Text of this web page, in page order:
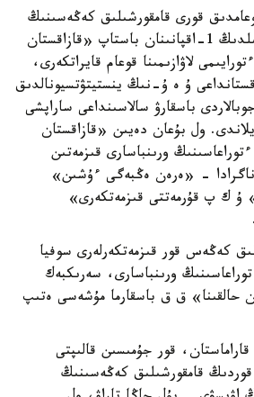
قورى قامقورشىلىق كەڭەسىنىڭ
شەشىمىمەن 2025 -جىلدىڭ 1-اقپانىنان باستاپ «قازاقستان
لاۋازىمىنا قوعام قايراتكەرى،
ۇ ە ۇ-نىڭ ينستيتۋتسيونالدىق
باسقارۋ سالاسىنداعى ساراپشى
ول بۇعان دەيىن «قازاقستان
ورىنباسارى قىزمەتىن
ناگرادا - «ەرەن ەڭبەگى ءۇشىن»
ۇ ك پ قۇرمەتتى قىزمەتكەرى»
كەڭەس قور قىزمەتكەرلەرى سوفيا
ورىنباسارى، سەرىكبەك
حالقىنا» ق ق باسقارما مۇشەسى ەتىپ
قاراماستان، قور جۇمىسىن قالىپتى
قوردىڭ قامقورشىلىق كەڭەسىنىڭ